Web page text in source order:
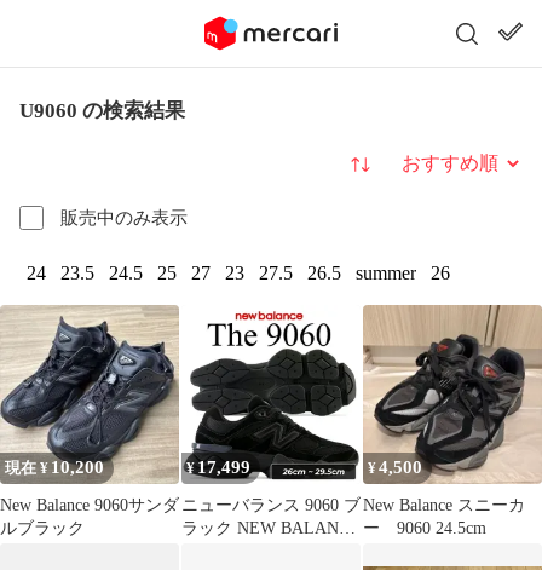
U9060 の検索結果
販売中のみ表示
並び替え
24 23.5 24.5 25 27 23 27.5 26.5 summer 26
現在 ¥ 10,200
New Balance 9060サンダ
ルブラック
¥17,499
ニューバランス 9060 ブ
ラック NEW BALANCE
¥4,500
New Balance スニーカ
ー 9060 24.5cm